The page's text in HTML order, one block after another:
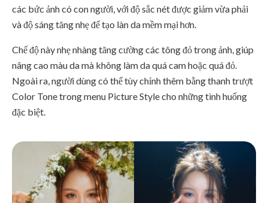
các bức ảnh có con người, với độ sắc nét được giảm vừa phải
và độ sáng tăng nhẹ để tạo làn da mềm mại hơn.
Chế độ này nhẹ nhàng tăng cường các tông đỏ trong ảnh, giúp
nâng cao màu da mà không làm da quá cam hoặc quá đỏ.
Ngoài ra, người dùng có thể tùy chỉnh thêm bằng thanh trượt
Color Tone trong menu Picture Style cho những tình huống
đặc biệt.